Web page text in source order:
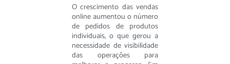
O crescimento das vendas
online aumentou o número
de pedidos de produtos
individuais, o que gerou a
necessidade de visibilidade
das operações para